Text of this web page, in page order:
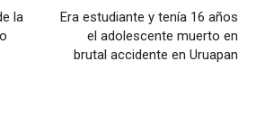
la
Era estudiante y tenía 16 años
el adolescente muerto en
brutal accidente en Uruapan